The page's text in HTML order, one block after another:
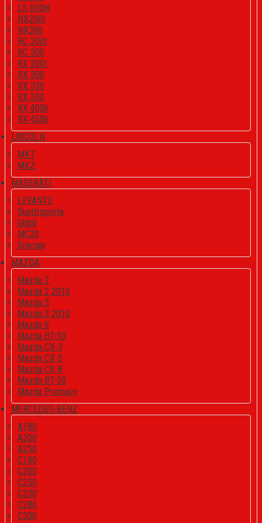
LS 600hl
NX200t
NX300
RC 200t
RC 300
RX 200t
RX 300
RX 330
RX 350
RX 400h
RX 450h
LINCOLN
MKT
MKZ
MASERATI
LEVANTE
Quattroporte
Ghibli
MC20
Grecale
MAZDA
Mazda 2
Mazda 2 2010
Mazda 3
Mazda 3 2010
Mazda 6
Mazda BT-50
Mazda CX-3
Mazda CX-5
Mazda CX-8
Mazda BT-50
Mazda Premacy
MERCEDES-BENZ
A180
A200
A250
C180
C200
C250
C230
C280
C300